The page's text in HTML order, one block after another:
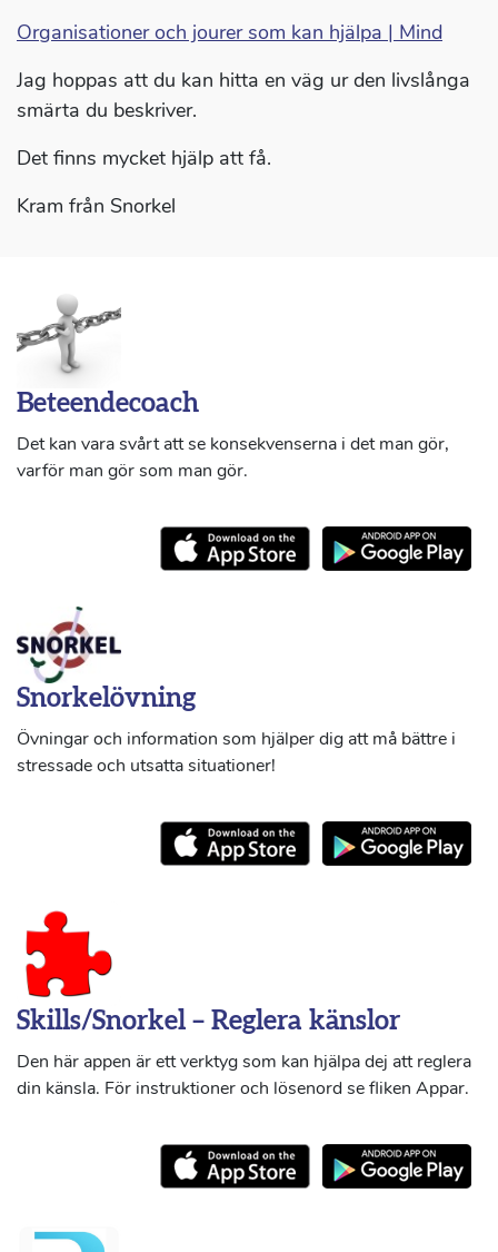
Organisationer och jourer som kan hjälpa | Mind
Jag hoppas att du kan hitta en väg ur den livslånga
smärta du beskriver.
Det finns mycket hjälp att få.
Kram från Snorkel
Beteendecoach
Det kan vara svårt att se konsekvenserna i det man gör,
varför man gör som man gör.
Snorkelövning
Övningar och information som hjälper dig att må bättre i
stressade och utsatta situationer!
Skills/Snorkel – Reglera känslor
Den här appen är ett verktyg som kan hjälpa dej att reglera
din känsla. För instruktioner och lösenord se fliken Appar.